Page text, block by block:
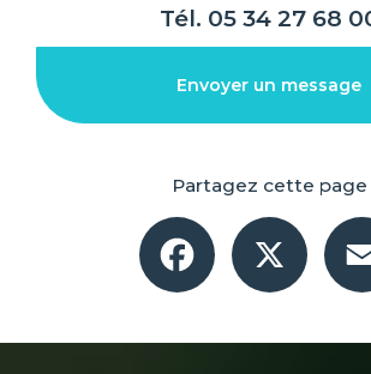
Tél. 05 34 27 68
Envoyer un message
Partagez cette page
Facebook